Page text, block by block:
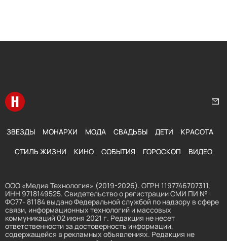
Перейти на главную
ЗВЕЗДЫ МОНАРХИ МОДА СВАДЬБЫ ДЕТИ КРАСОТА
СТИЛЬ ЖИЗНИ КИНО СОБЫТИЯ ГОРОСКОП ВИДЕО
ООО «Медиа Технология» (2019-2026). ОГРН 1197746707311,
ИНН 9718149525. Свидетельство о регистрации СМИ ПИ №
ФС77- 81184 выдано Федеральной службой по надзору в сфере
связи, информационных технологий и массовых
коммуникаций 02 июня 2021 г. Редакция не несет
ответственности за достоверность информации,
содержащейся в рекламных объявлениях. Редакция не